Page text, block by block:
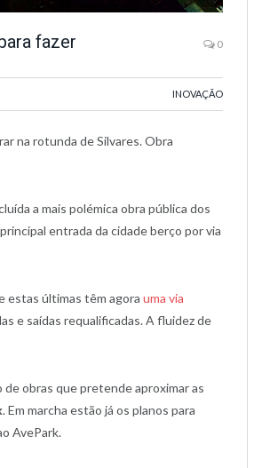
fazer 0
INOVAÇÃO
na rotunda de Silvares. Obra
a mais polémica obra pública dos
entrada da cidade berço por via
estas últimas têm agora uma via
e saídas requalificadas. A fluidez de
obras que pretende aproximar as
. Em marcha estão já os planos para
AvePark.